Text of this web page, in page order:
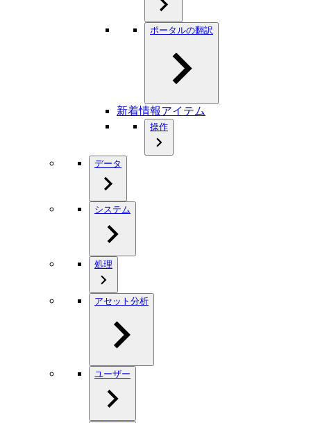
ポータルの翻訳
新着情報アイテム
操作
データ
システム
処理
アセット分析
ユーザー